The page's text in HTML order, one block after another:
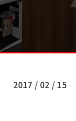
2017 / 02 / 15